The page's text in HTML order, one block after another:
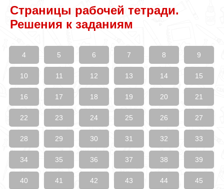
Страницы рабочей тетради.
Решения к заданиям
4 5 6 7 8 9
10 11 12 13 14 15
16 17 18 19 20 21
22 23 24 25 26 27
28 29 30 31 32 33
34 35 36 37 38 39
40 41 42 43 44 45